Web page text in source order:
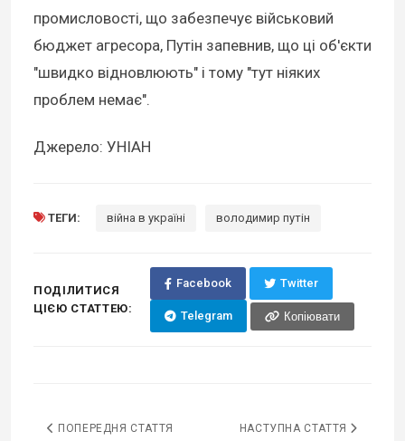
промисловості, що забезпечує військовий
бюджет агресора, Путін запевнив, що ці об'єкти
"швидко відновлюють" і тому "тут ніяких
проблем немає".
Джерело: УНІАН
ТЕГИ: війна в україні володимир путін
ПОДІЛИТИСЯ
ЦІЄЮ СТАТТЕЮ:
Facebook Twitter
Telegram Копіювати
ПОПЕРЕДНЯ СТАТТЯ НАСТУПНА СТАТТЯ